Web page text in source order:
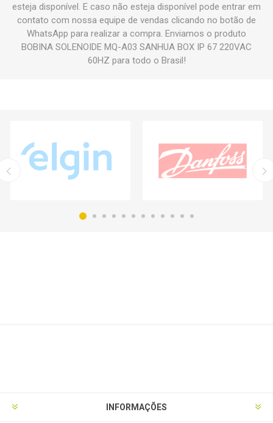
esteja disponível. E caso não esteja disponível pode entrar em
contato com nossa equipe de vendas clicando no botão de
WhatsApp para realizar a compra. Enviamos o produto
BOBINA SOLENOIDE MQ-A03 SANHUA BOX IP 67 220VAC
60HZ para todo o Brasil!
INFORMAÇÕES